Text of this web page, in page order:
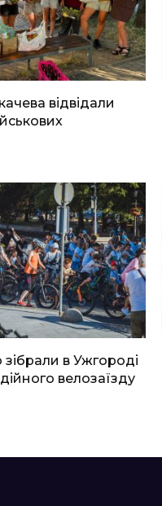
відвідали
зібрали в Ужгороді
велозаїзду